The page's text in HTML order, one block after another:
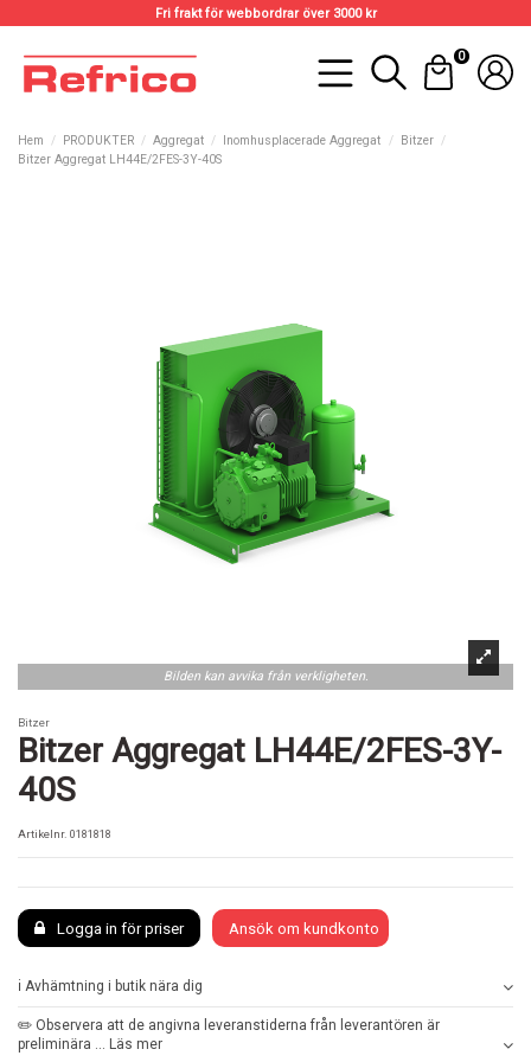
Fri frakt för webbordrar över 3000 kr
0
Hem PRODUKTER Aggregat Inomhusplacerade Aggregat
Bitzer
Bitzer Aggregat LH44E/2FES-3Y-40S
Bilden kan avvika från verkligheten.
Bitzer
Bitzer Aggregat LH44E/2FES-3Y-
40S
Artikelnr. 0181818
Logga in för priser Ansök om kundkonto
ℹ️ Avhämtning i butik nära dig
✏️ Observera att de angivna leveranstiderna från leverantören är
preliminära ... Läs mer